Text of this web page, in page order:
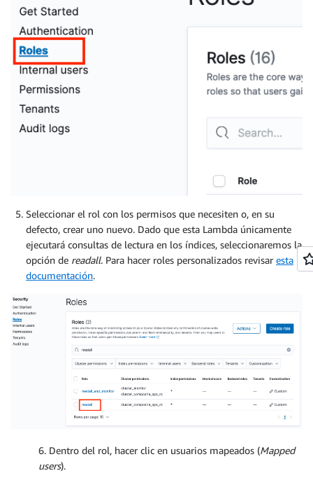
Seleccionar el rol con los permisos que necesiten o, en su
defecto, crear uno nuevo. Dado que esta Lambda únicamente
ejecutará consultas de lectura en los índices, seleccionaremos la
opción de readall. Para hacer roles personalizados revisar esta
documentación.
6. Dentro del rol, hacer clic en usuarios mapeados (Mapped
users).